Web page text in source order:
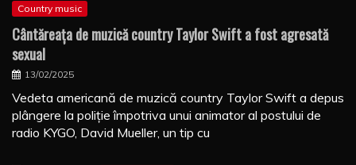
Country music
Cântăreaţa de muzică country Taylor Swift a fost agresată
sexual
13/02/2025
Vedeta americană de muzică country Taylor Swift a depus
plângere la poliţie împotriva unui animator al postului de
radio KYGO, David Mueller, un tip cu